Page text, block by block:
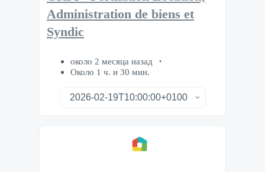
Administration de biens et
Syndic
около 2 месяца назад
Около 1 ч. и 30 мин.